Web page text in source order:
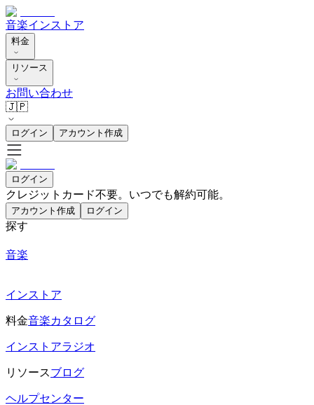
音楽インストア
料金
リソース
お問い合わせ
🇯🇵
ログイン アカウント作成
ログイン
クレジットカード不要。いつでも解約可能。
アカウント作成 ログイン
探す
音楽
インストア
料金音楽カタログ
インストアラジオ
リソースブログ
ヘルプセンター